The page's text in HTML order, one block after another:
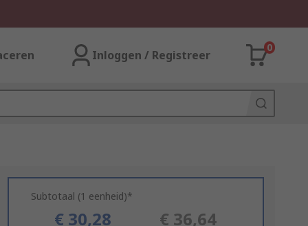
Inloggen / Registreer
0
Subtotaal (1 eenheid)*
€ 30,28 € 36,64